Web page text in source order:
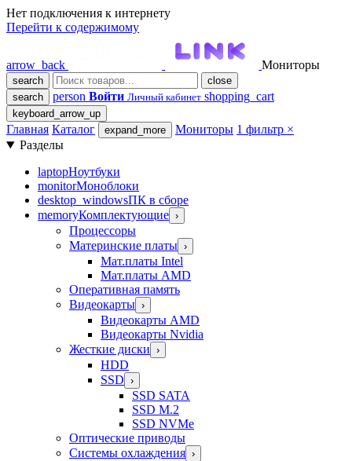
Нет подключения к интернету
Перейти к содержимому
arrow_back Мониторы
search
close
search
person Войти Личный кабинет shopping_cart
keyboard_arrow_up
Главная Каталог expand_more Мониторы 1 фильтр ×
Разделы
laptopНоутбуки
monitorМоноблоки
desktop_windowsПК в сборе
memoryКомплектующие ›
Процессоры
Материнские платы ›
Мат.платы Intel
Мат.платы AMD
Оперативная память
Видеокарты ›
Видеокарты AMD
Видеокарты Nvidia
Жесткие диски ›
HDD
SSD ›
SSD SATA
SSD M.2
SSD NVMe
Оптические приводы
Системы охлаждения ›